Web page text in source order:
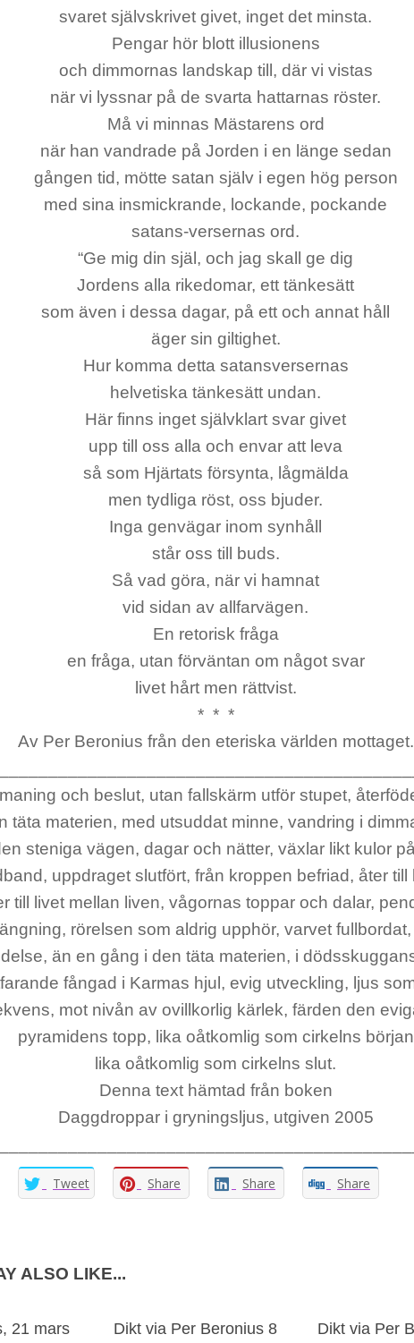
svaret självskrivet givet, inget det minsta.
Pengar hör blott illusionens
och dimmornas landskap till, där vi vistas
när vi lyssnar på de svarta hattarnas röster.
Må vi minnas Mästarens ord
när han vandrade på Jorden i en länge sedan
gången tid, mötte satan själv i egen hög person
med sina insmickrande, lockande, pockande
satans-versernas ord.
“Ge mig din själ, och jag skall ge dig
Jordens alla rikedomar, ett tänkesätt
som även i dessa dagar, på ett och annat håll
äger sin giltighet.
Hur komma detta satansversernas
helvetiska tänkesätt undan.
Här finns inget självklart svar givet
upp till oss alla och envar att leva
så som Hjärtats försynta, lågmälda
men tydliga röst, oss bjuder.
Inga genvägar inom synhåll
står oss till buds.
Så vad göra, när vi hamnat
vid sidan av allfarvägen.
En retorisk fråga
en fråga, utan förväntan om något svar
livet hårt men rättvist.
* * *
Av Per Beronius från den eteriska världen mottaget.
och beslut, utan fallskärm utför stupet,
täta materien, med utsuddat minne, vandring i
steniga vägen, dagar och nätter, växlar likt kulor
uppdraget slutfört, från kroppen befriad, åter till
till livet mellan liven, vågornas toppar och dalar,
rörelsen som aldrig upphör, varvet fullbordat,
än en gång i den täta materien, i
fångad i Karmas hjul, evig utveckling, ljus
mot nivån av ovillkorlig kärlek, färden den
pyramidens topp, lika oåtkomlig som cirkelns början
lika oåtkomlig som cirkelns slut.
Denna text hämtad från boken
Daggdroppar i gryningsljus, utgiven 2005
Tweet Share Share Share
ALSO LIKE...
21 mars
Dikt via Per Beronius 8
Dikt via Per